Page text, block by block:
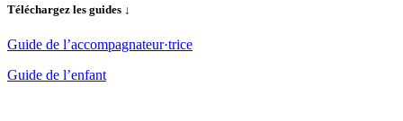
Téléchargez les guides ↓
Guide de l’accompagnateur·trice
Guide de l’enfant